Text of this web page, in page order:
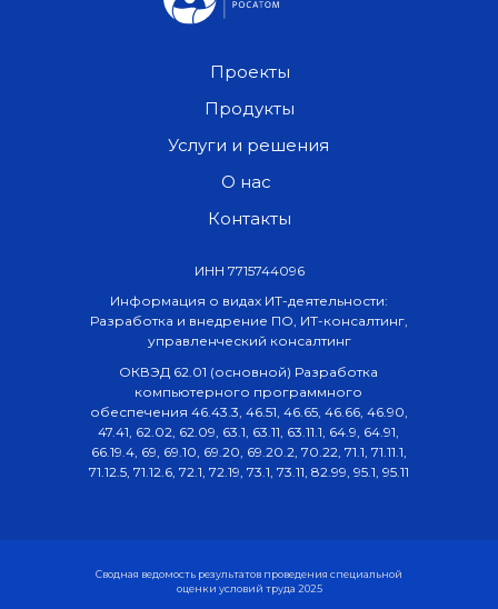
Информация о видах ИТ-деятельности:
Разработка и внедрение ПО, ИТ-консалтинг,
управленческий консалтинг
ОКВЭД 62.01 (основной) Разработка
компьютерного программного
обеспечения 46.43.3, 46.51, 46.65, 46.66, 46.90,
47.41, 62.02, 62.09, 63.1, 63.11, 63.11.1, 64.9, 64.91,
66.19.4, 69, 69.10, 69.20, 69.20.2, 70.22, 71.1, 71.11.1,
71.12.5, 71.12.6, 72.1, 72.19, 73.1, 73.11, 82.99, 95.1, 95.11
ИНН 7715744096
Проекты
Продукты
О нас
Контакты
Услуги и решения
Сводная ведомость результатов проведения специальной
оценки условий труда 2025